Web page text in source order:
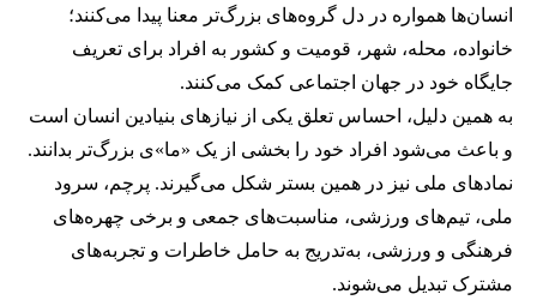
انسان‌ها همواره در دل گروه‌های بزرگ‌تر معنا پیدا می‌کنند؛
خانواده، محله، شهر، قومیت و کشور به افراد برای تعریف
جایگاه خود در جهان اجتماعی کمک می‌کنند.
به همین دلیل، احساس تعلق یکی از نیازهای بنیادین انسان است
و باعث می‌شود افراد خود را بخشی از یک «ما»ی بزرگ‌تر بدانند.
نمادهای ملی نیز در همین بستر شکل می‌گیرند. پرچم، سرود
ملی، تیم‌های ورزشی، مناسبت‌های جمعی و برخی چهره‌های
فرهنگی و ورزشی، به‌تدریج به حامل خاطرات و تجربه‌های
مشترک تبدیل می‌شوند.